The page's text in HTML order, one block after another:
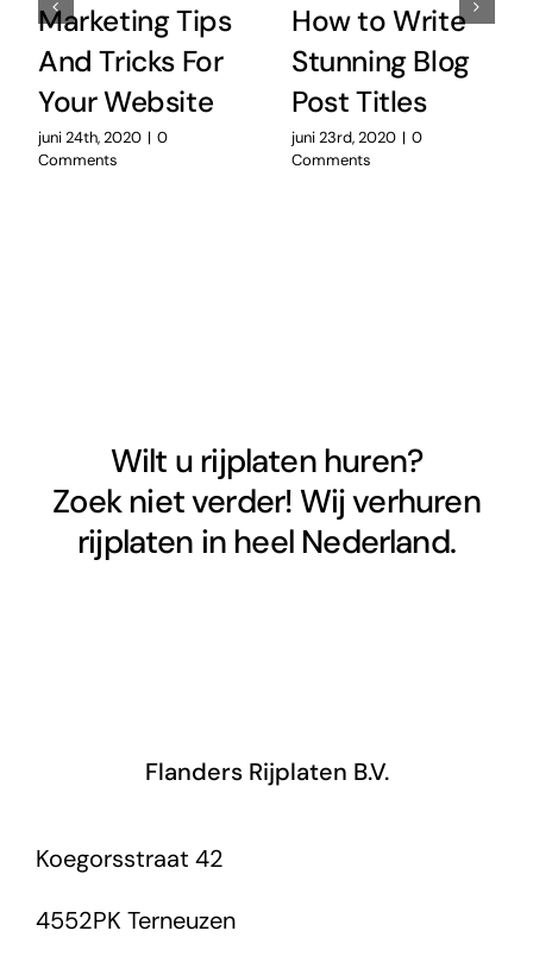
Marketing Tips
And Tricks For
Your Website
juni 24th, 2020 | 0
Comments
How to Write
Stunning Blog
Post Titles
juni 23rd, 2020 | 0
Comments
Wilt u rijplaten huren?
Zoek niet verder! Wij verhuren
rijplaten in heel Nederland.
Flanders Rijplaten B.V.
Koegorsstraat 42
4552PK Terneuzen